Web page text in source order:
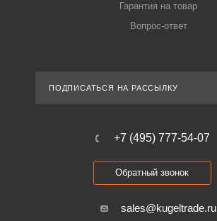
Гарантия на товар
Вопрос-ответ
ПОДПИСАТЬСЯ НА РАССЫЛКУ
+7 (495) 777-54-07
Обратный звонок
sales@kugeltrade.ru